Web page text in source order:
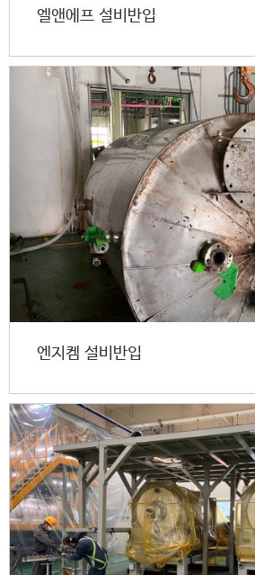
엘앤에프 설비반입
엔지켐 설비반입